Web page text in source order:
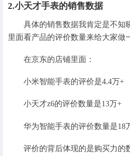
2.小天才手表的销售数据
具体的销售数据我肯定是不知
里面看产品的评价数量来给大家做
在京东的店铺里面：
小米智能手表的评价是4.4万+
小天才z6的评价数量是13万+
华为智能手表的评价数量是18
评价的背后体现的是购买力的